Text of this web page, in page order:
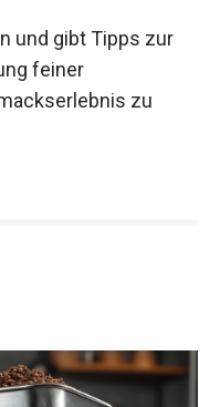
und gibt Tipps zur
feiner
zu